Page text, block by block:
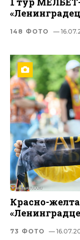
148 ФОТО —
Красно-
73 ФОТО —